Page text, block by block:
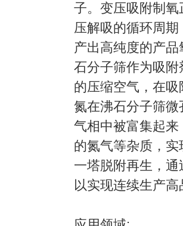
子。变压吸附制
压解吸的循环周
产出高纯度的产
石分子筛作为吸
的压缩空气，在
氮在沸石分子筛
气相中被富集起
的氮气等杂质，
一塔脱附再生，
以实现连续生产